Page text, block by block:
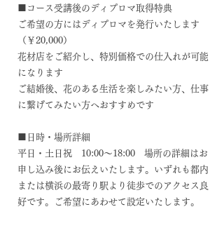
​■コース受講後のディプロマ取得特典
ご希望の方にはディプロマを発行いたします
（￥20,000）
花材店をご紹介し、特別価格での仕入れが可能
になります
ご結婚後、花のある生活を楽しみたい方、仕事
に繋げてみたい方へおすすめです
■日時・場所詳細
平日・土日祝 10:00～18:00 場所の詳細はお
申し込み後にお伝えいたします。いずれも都内
または横浜の最寄り駅より徒歩でのアクセス良
好です。ご希望にあわせて設定いたします。​​